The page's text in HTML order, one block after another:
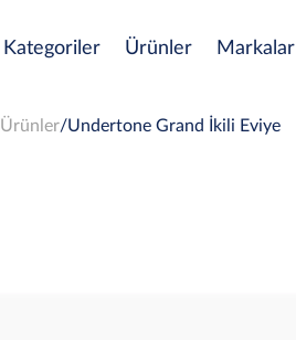
Kategoriler Ürünler Markalar
Ürünler Undertone Grand İkili Eviye